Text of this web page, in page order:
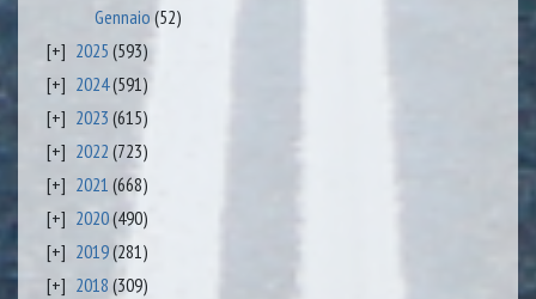
Gennaio (52)
2025 (593)
2024(591)
2023 (615)
2022 (723)
2021 (668)
2020(490)
2019(281)
2018 (309)